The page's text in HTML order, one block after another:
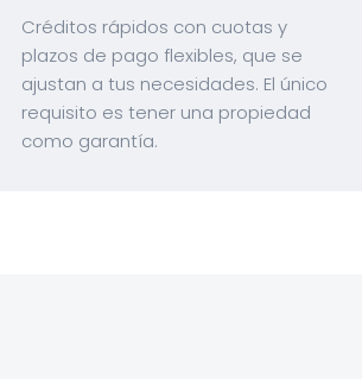
Créditos rápidos con cuotas y
plazos de pago flexibles, que se
ajustan a tus necesidades. El único
requisito es tener una propiedad
como garantía.